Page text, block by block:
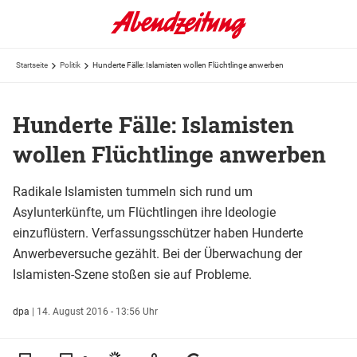
Startseite Politik Hunderte Fälle: Islamisten wollen Flüchtlinge anwerben
Hunderte Fälle: Islamisten
wollen Flüchtlinge anwerben
Radikale Islamisten tummeln sich rund um
Asylunterkünfte, um Flüchtlingen ihre Ideologie
einzuflüstern. Verfassungsschützer haben Hunderte
Anwerbeversuche gezählt. Bei der Überwachung der
Islamisten-Szene stoßen sie auf Probleme.
dpa | 14. August 2016 - 13:56 Uhr